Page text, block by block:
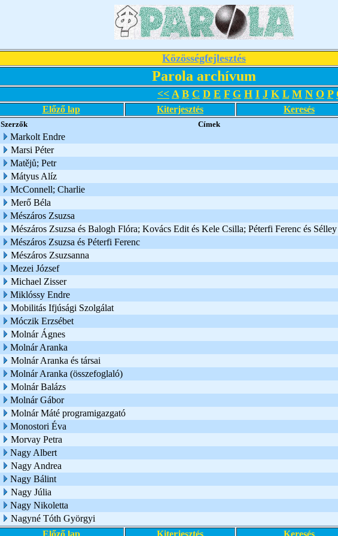
Közösségfejlesztés
Parola archívum
<< A B C D E F G H I J K L M N O P
Előző lap Kiterjesztés Keresés
Szerzők Címek
Markolt Endre
Marsi Péter
Matějů; Petr
Mátyus Alíz
McConnell; Charlie
Merő Béla
Mészáros Zsuzsa
Mészáros Zsuzsa és Balogh Flóra; Kovács Edit és Kele Csilla; Péterfi Ferenc és
Mészáros Zsuzsa és Péterfi Ferenc
Mészáros Zsuzsanna
Mezei József
Michael Zisser
Miklóssy Endre
Mobilitás Ifjúsági Szolgálat
Móczik Erzsébet
Molnár Ágnes
Molnár Aranka
Molnár Aranka és társai
Molnár Aranka (összefoglaló)
Molnár Balázs
Molnár Gábor
Molnár Máté programigazgató
Monostori Éva
Morvay Petra
Nagy Albert
Nagy Andrea
Nagy Bálint
Nagy Júlia
Nagy Nikoletta
Nagyné Tóth Györgyi
Előző lap
Kiterjesztés Keresés